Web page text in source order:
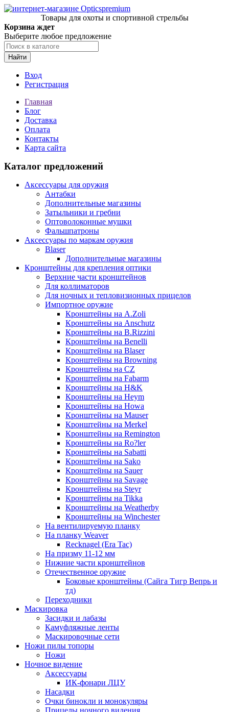
Товары для охоты и спортивной стрельбы
Корзина ждет
Выберите любое предложение
Найти
Вход
Регистрация
Главная
Блог
Доставка
Оплата
Контакты
Карта сайта
Каталог предложений
Аксессуары для оружия
Антабки
Дополнительные магазины
Затыльники и гребни
Оптоволоконные мушки
Фальшпатроны
Аксессуары по маркам оружия
Blaser
Дополнительные магазины
Кронштейны для крепления оптики
Верхние части кронштейнов
Для коллиматоров
Для ночных и тепловизионных прицелов
Импортное оружие
Кронштейны на A.Zoli
Кронштейны на Anschutz
Кронштейны на B.Rizzini
Кронштейны на Benelli
Кронштейны на Blaser
Кронштейны на Browning
Кронштейны на CZ
Кронштейны на Fabarm
Кронштейны на H&K
Кронштейны на Heym
Кронштейны на Howa
Кронштейны на Mauser
Кронштейны на Merkel
Кронштейны на Remington
Кронштейны на Ro?ler
Кронштейны на Sabatti
Кронштейны на Sako
Кронштейны на Sauer
Кронштейны на Savage
Кронштейны на Steyr
Кронштейны на Tikka
Кронштейны на Weatherby
Кронштейны на Winchester
На вентилируемую планку
На планку Weaver
Recknagel (Era Tac)
На призму 11-12 мм
Нижние части кронштейнов
Отечественное оружие
Боковые кронштейны (Сайга Тигр Вепрь и
тд)
Переходники
Маскировка
Засидки и лабазы
Камуфляжные ленты
Маскировочные сети
Ножи пилы топоры
Ножи
Ночное видение
Аксессуары
ИК-фонари ЛЦУ
Насадки
Очки бинокли и монокуляры
Прицелы ночного видения